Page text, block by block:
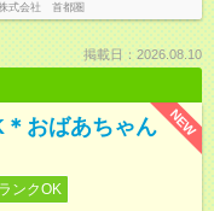
式会社 首都圏
掲載日：2026.08.10
NEW
おばあちゃん
ンクOK